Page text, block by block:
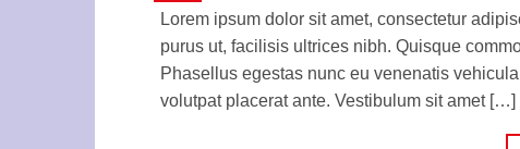
Lorem ipsum dolor sit amet, consectetur
purus ut, facilisis ultrices nibh. Quisque
Phasellus egestas nunc eu venenatis
volutpat placerat ante. Vestibulum sit amet […]